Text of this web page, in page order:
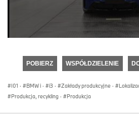
seconds
POBIERZ WSPÓŁDZIELENIE
I01 · BMW i · i3 · Zakłady produkcyjne ·
Produkcja, recykling · Produkcja